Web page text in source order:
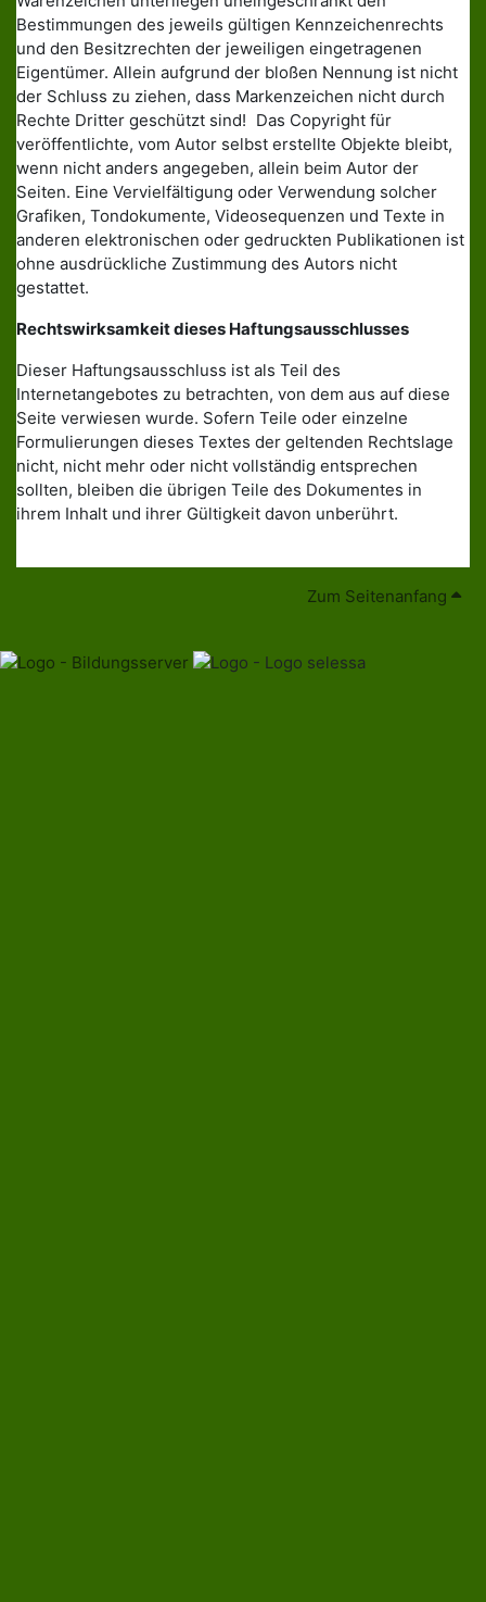
Bestimmungen des jeweils gültigen Kennzeichenrechts
und den Besitzrechten der jeweiligen eingetragenen
Eigentümer. Allein aufgrund der bloßen Nennung ist nicht
der Schluss zu ziehen, dass Markenzeichen nicht durch
Rechte Dritter geschützt sind! Das Copyright für
veröffentlichte, vom Autor selbst erstellte Objekte bleibt,
wenn nicht anders angegeben, allein beim Autor der
Seiten. Eine Vervielfältigung oder Verwendung solcher
Grafiken, Tondokumente, Videosequenzen und Texte in
anderen elektronischen oder gedruckten Publikationen ist
ohne ausdrückliche Zustimmung des Autors nicht
gestattet.
Rechtswirksamkeit dieses Haftungsausschlusses
Dieser Haftungsausschluss ist als Teil des
Internetangebotes zu betrachten, von dem aus auf diese
Seite verwiesen wurde. Sofern Teile oder einzelne
Formulierungen dieses Textes der geltenden Rechtslage
nicht, nicht mehr oder nicht vollständig entsprechen
sollten, bleiben die übrigen Teile des Dokumentes in
ihrem Inhalt und ihrer Gültigkeit davon unberührt.
Zum Seitenanfang